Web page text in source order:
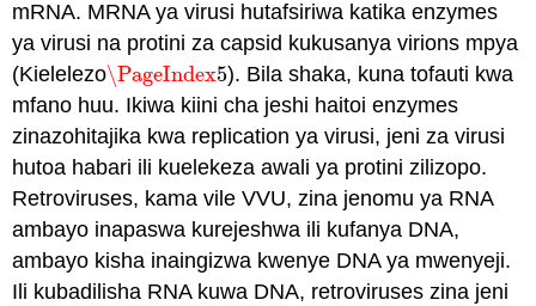
mRNA. MRNA ya virusi hutafsiriwa katika enzymes
ya virusi na protini za capsid kukusanya virions mpya
(Kielelezo\PageIndex5
\PageIndex5). Bila shaka, kuna tofauti kwa
mfano huu. Ikiwa kiini cha jeshi haitoi enzymes
zinazohitajika kwa replication ya virusi, jeni za virusi
hutoa habari ili kuelekeza awali ya protini zilizopo.
Retroviruses, kama vile VVU, zina jenomu ya RNA
ambayo inapaswa kurejeshwa ili kufanya DNA,
ambayo kisha inaingizwa kwenye DNA ya mwenyeji.
Ili kubadilisha RNA kuwa DNA, retroviruses zina jeni